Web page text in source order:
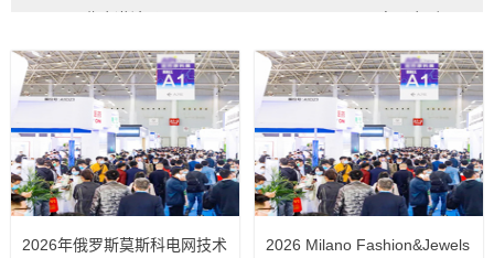
2026年俄罗斯莫斯科电网技术
2026 Milano Fashion&Jewels